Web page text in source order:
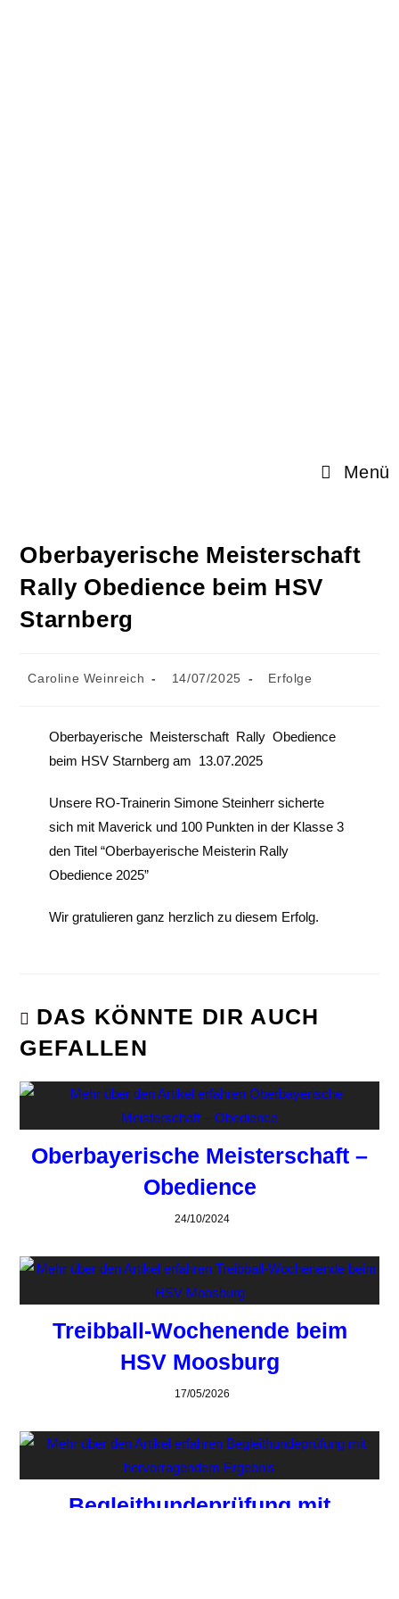
Menü
Oberbayerische Meisterschaft
Rally Obedience beim HSV
Starnberg
Caroline Weinreich 14/07/2025 Erfolge
Oberbayerische Meisterschaft Rally Obedience
beim HSV Starnberg am 13.07.2025
Unsere RO-Trainerin Simone Steinherr sicherte
sich mit Maverick und 100 Punkten in der Klasse 3
den Titel “Oberbayerische Meisterin Rally
Obedience 2025”
Wir gratulieren ganz herzlich zu diesem Erfolg.
DAS KÖNNTE DIR AUCH
GEFALLEN
Oberbayerische Meisterschaft –
Obedience
24/10/2024
Treibball-Wochenende beim
HSV Moosburg
17/05/2026
Begleithundeprüfung mit